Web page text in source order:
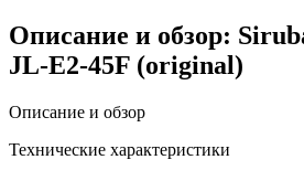
Описание и обзор:
JL-E2-45F (original)
Описание и обзор
Технические характеристики